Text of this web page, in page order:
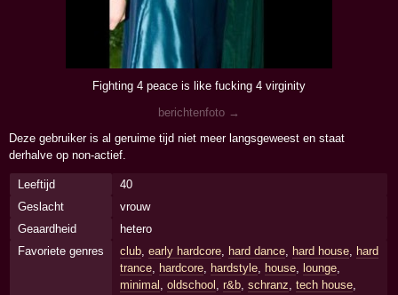
Fighting 4 peace is like fucking 4 virginity
berichtenfoto →
Deze gebruiker is al geruime tijd niet meer langsgeweest en staat
derhalve op non-actief.
Leeftijd
40
Geslacht
vrouw
Geaardheid
hetero
Favoriete genres
club, early hardcore, hard dance, hard house, hard
trance, hardcore, hardstyle, house, lounge,
minimal , oldschool , r&b, schranz, tech house,